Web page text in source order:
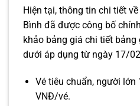
Hiện tại, thông tin chi tiết
Bình đã được công bố
khảo bảng giá chi tiết
dưới áp dụng từ ngày 17/
Vé tiêu chuẩn, người lớn
VNĐ/vé.